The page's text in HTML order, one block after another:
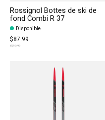
Rossignol Bottes de ski de
fond Combi R 37
Disponible
$87.99
$219.99